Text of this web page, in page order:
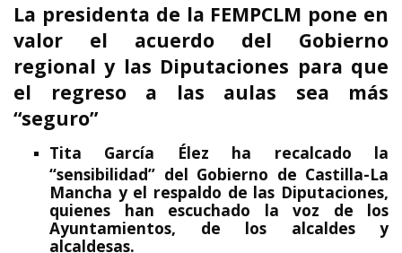
La presidenta de la FEMPCLM pone en
valor el acuerdo del Gobierno
regional y las Diputaciones para que
el regreso a las aulas sea más
“seguro”
Tita García Élez ha recalcado la
“sensibilidad” del Gobierno de Castilla-La
Mancha y el respaldo de las Diputaciones,
quienes han escuchado la voz de los
Ayuntamientos, de los alcaldes y
alcaldesas.